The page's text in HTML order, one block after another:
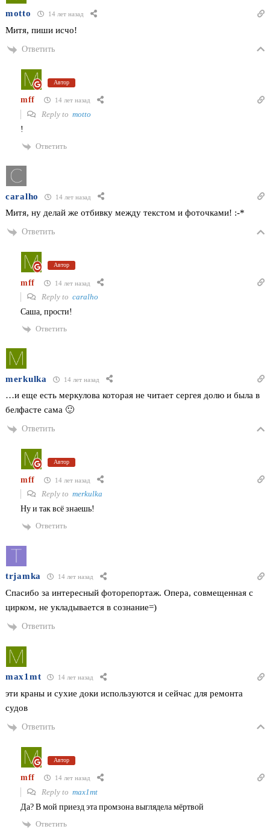
motto 14 лет назад
Митя, пиши исчо!
Ответить
Автор
mff 14 лет назад
Reply to motto
!
Ответить
caralho 14 лет назад
Митя, ну делай же отбивку между текстом и фоточками! :-*
Ответить
Автор
mff 14 лет назад
Reply to caralho
Саша, прости!
Ответить
merkulka 14 лет назад
…и еще есть меркулова которая не читает сергея долю и была в
белфасте сама 🙂
Ответить
Автор
mff 14 лет назад
Reply to merkulka
Ну и так всё знаешь!
Ответить
trjamka 14 лет назад
Спасибо за интересный фоторепортаж. Опера, совмещенная с
цирком, не укладывается в сознание=)
Ответить
max1mt 14 лет назад
эти краны и сухие доки используются и сейчас для ремонта
судов
Ответить
Автор
mff 14 лет назад
Reply to max1mt
Да? В мой приезд эта промзона выглядела мёртвой
Ответить